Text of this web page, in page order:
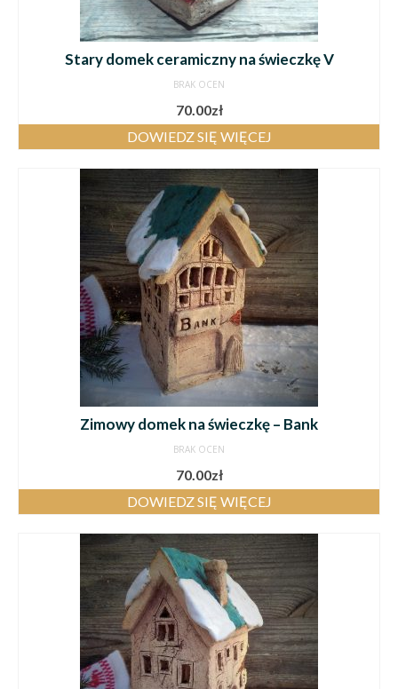
Stary domek ceramiczny na świeczkę V
BRAK OCEN
70.00zł
DOWIEDZ SIĘ WIĘCEJ
Zimowy domek na świeczkę – Bank
BRAK OCEN
70.00zł
DOWIEDZ SIĘ WIĘCEJ